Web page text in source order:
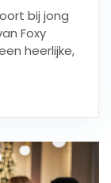
bij jong
Foxy
heerlijke,